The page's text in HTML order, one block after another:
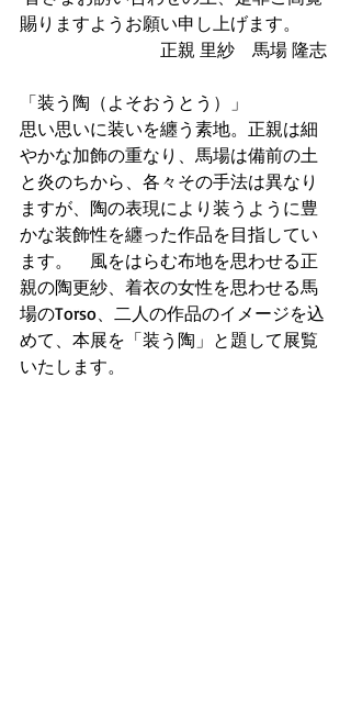
賜りますようお願い申し上げます。
正親 里紗　馬場 隆志
「装う陶（よそおうとう）」
思い思いに装いを纏う素地。正親は細
やかな加飾の重なり、馬場は備前の土
と炎のちから、各々その手法は異なり
ますが、陶の表現により装うように豊
かな装飾性を纏った作品を目指してい
ます。　風をはらむ布地を思わせる正
親の陶更紗、着衣の女性を思わせる馬
場のTorso、二人の作品のイメージを込
めて、本展を「装う陶」と題して展覧
いたします。